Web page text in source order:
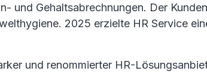
und Gehaltsabrechnungen. Der
2025 erzielte HR Service
und renommierter HR-